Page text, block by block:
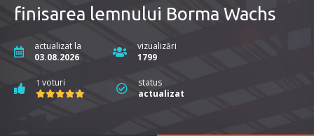
finisarea lemnului Borma Wachs
actualizat la
03.08.2026
vizualizări
1799
1 voturi
status
actualizat